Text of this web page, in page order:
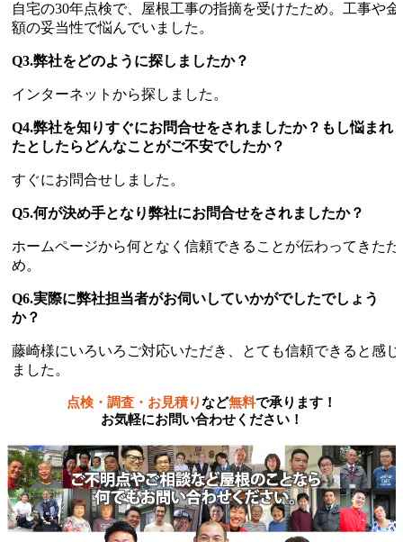
自宅の30年点検で、屋根工事の指摘を受けたため。工事や金
額の妥当性で悩んでいました。
Q3.弊社をどのように探しましたか？
インターネットから探しました。
Q4.弊社を知りすぐにお問合せをされましたか？もし悩まれ
たとしたらどんなことがご不安でしたか？
すぐにお問合せしました。
Q5.何が決め手となり弊社にお問合せをされましたか？
ホームページから何となく信頼できることが伝わってきたた
め。
Q6.実際に弊社担当者がお伺いしていかがでしたでしょう
か？
藤崎様にいろいろご対応いただき、とても信頼できると感じ
ました。
点検・調査・お見積りなど無料で承ります！
お気軽にお問い合わせください！